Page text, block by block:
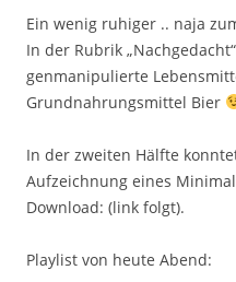
Ein wenig ruhiger .. naja
In der Rubrik
genmanipulierte
Grundnahrungsmittel Bier
In der zweiten Hälfte
Aufzeichnung eines
Download: (link folgt).
Playlist von heute Abend: